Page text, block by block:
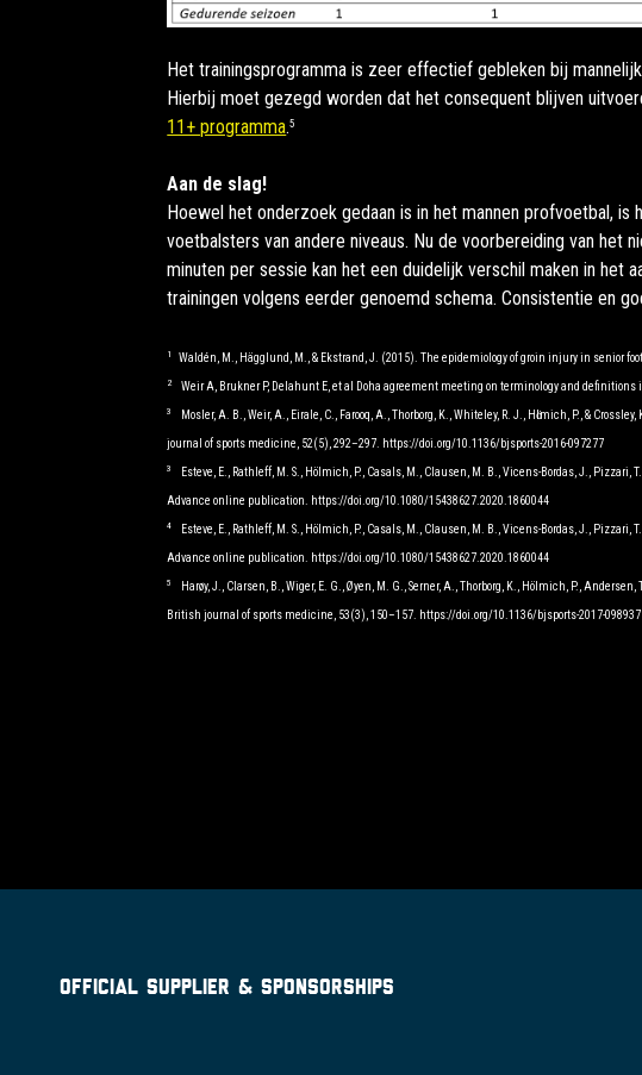
Het trainingsprogramma is zeer effectief gebleken bij
Hierbij moet gezegd worden dat het consequent blijven
11+ programma.5
Aan de slag!
Hoewel het onderzoek gedaan is in het mannen profvoetbal,
voetbalsters van andere niveaus. Nu de voorbereiding van het
minuten per sessie kan het een duidelijk verschil maken in het
trainingen volgens eerder genoemd schema. Consistentie en
1 Waldén, M., Hägglund, M., & Ekstrand, J. (2015). The epidemiology of groin injury in senior
2 Weir A, Brukner P, Delahunt E, et al Doha agreement meeting on terminology and
3 Mosler, A. B., Weir, A., Eirale, C., Farooq, A., Thorborg, K., Whiteley, R. J., Hӧlmich, P., &
journal of sports medicine, 52(5), 292–297. https://doi.org/10.1136/bjsports-2016-097277
3 Esteve, E., Rathleff, M. S., Hölmich, P., Casals, M., Clausen, M. B., Vicens-Bordas, J.,
Advance online publication. https://doi.org/10.1080/15438627.2020.1860044
4 Esteve, E., Rathleff, M. S., Hölmich, P., Casals, M., Clausen, M. B., Vicens-Bordas, J.,
Advance online publication. https://doi.org/10.1080/15438627.2020.1860044
5 Harøy, J., Clarsen, B., Wiger, E. G., Øyen, M. G., Serner, A., Thorborg, K., Hölmich, P.,
British journal of sports medicine, 53(3), 150–157. https://doi.org/10.1136/bjsports-2017-098937
OFFICIAL SUPPLIER & SPONSORSHIPS